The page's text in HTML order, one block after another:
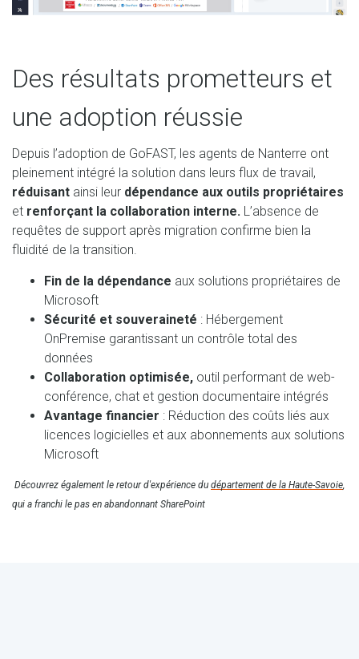
Des résultats prometteurs et
une adoption réussie
Depuis l’adoption de GoFAST, les agents de Nanterre ont
pleinement intégré la solution dans leurs flux de travail,
réduisant ainsi leur dépendance aux outils propriétaires
et renforçant la collaboration interne. L’absence de
requêtes de support après migration confirme bien la
fluidité de la transition.
Fin de la dépendance aux solutions propriétaires de
Microsoft
Sécurité et souveraineté : Hébergement
OnPremise garantissant un contrôle total des
données
Collaboration optimisée, outil performant de web-
conférence, chat et gestion documentaire intégrés
Avantage financier : Réduction des coûts liés aux
licences logicielles et aux abonnements aux solutions
Microsoft
Découvrez également le retour d'expérience du département de la Haute-Savoie
qui a franchi le pas en abandonnant SharePoint